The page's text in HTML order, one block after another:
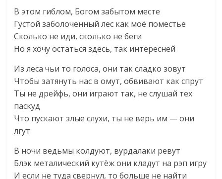
В этом гиблом, Богом забытом месте
Густой заболоченный лес как моё поместье
Сколько не иди, сколько не беги
Но я хочу остаться здесь, так интересней
Из леса чьи то голоса, они так сладко зовут
Чтобы затянуть нас в омут, обвивают как спрут
Ты не дрейфь, они играют так, не слушай тех
паскуд
Что пускают злые слухи, ты не верь им — они
лгут
В ночи ведьмы колдуют, вурдалаки ревут
Блэк металический кутёж они кладут на рэп игру
И если не туда свернул, то больше не найти